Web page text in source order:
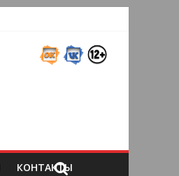
КОНТАКТЫ